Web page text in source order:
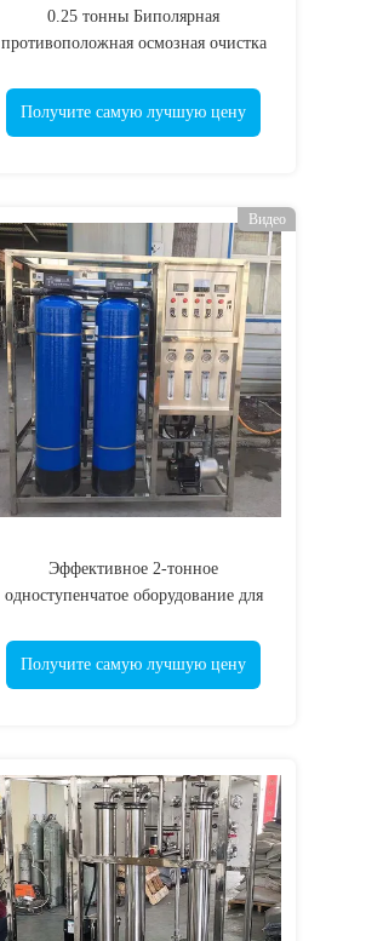
0.25 тонны Биполярная
противоположная осмозная очистка
стали безопасны для использования
Получите самую лучшую цену
Видео
Эффективное 2-тонное
одноступенчатое оборудование для
Получите самую лучшую цену